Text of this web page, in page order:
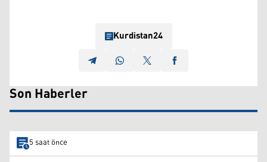
Kurdistan24
Son Haberler
5 saat önce